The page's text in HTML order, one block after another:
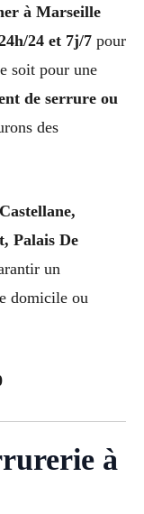
à Marseille
24 et 7j/7 pour
soit pour une
de serrure ou
des
Castellane,
Palais De
un
domicile ou
à